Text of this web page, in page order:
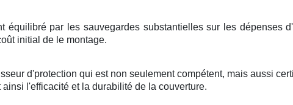
équilibrépar les sauvegardes substantiellessur les dépensesd'
initial de le montage.
d'protection qui est non seulementcompétent, maisaussi
ainsi l'efficacité et la durabilité de la couverture.